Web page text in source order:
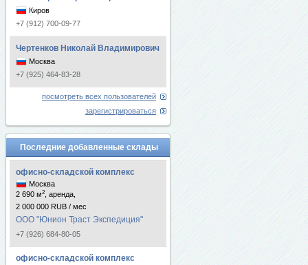
Киров
+7 (912) 700-09-77
Чертенков Николай Владимирович
Москва
+7 (925) 464-83-28
посмотреть всех пользователей
зарегистрироваться
Последние добавленные склады
офисно-складской комплекс
Москва
2 690 м2
, аренда,
2 000 000 RUB / мес
ООО "Юнион Траст Экспедиция"
+7 (926) 684-80-05
офисно-складской комплекс